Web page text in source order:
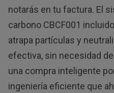
notarás en tu factura. El
carbono CBCF001
atrapa partículas y
efectiva, sin necesidad
una compra inteligente
ingeniería eficiente que